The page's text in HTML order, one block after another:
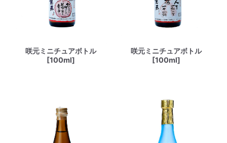
咲元ミニチュアボトル
[100ml]
咲元ミニチュアボトル
[100ml]